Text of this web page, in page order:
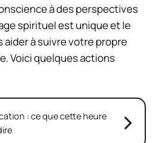
à des perspectives
spirituel est unique et le
à suivre votre propre
Voici quelques actions
: ce que cette heure